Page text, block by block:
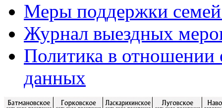
Меры поддержки
Журнал выездных
Политика в отношении
данных